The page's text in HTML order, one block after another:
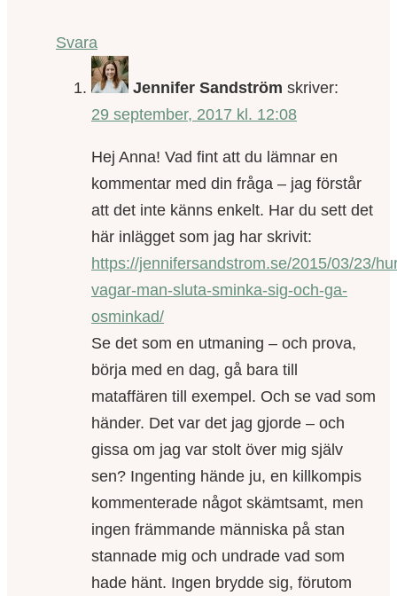
Svara
Jennifer Sandström skriver:
29 september, 2017 kl. 12:08
Hej Anna! Vad fint att du lämnar en
kommentar med din fråga – jag förstår
att det inte känns enkelt. Har du sett det
här inlägget som jag har skrivit:
https://jennifersandstrom.se/2015/03/23/
vagar-man-sluta-sminka-sig-och-ga-
osminkad/
Se det som en utmaning – och prova,
börja med en dag, gå bara till
mataffären till exempel. Och se vad som
händer. Det var det jag gjorde – och
gissa om jag var stolt över mig själv
sen? Ingenting hände ju, en killkompis
kommenterade något skämtsamt, men
ingen främmande människa på stan
stannade mig och undrade vad som
hade hänt. Ingen brydde sig, förutom